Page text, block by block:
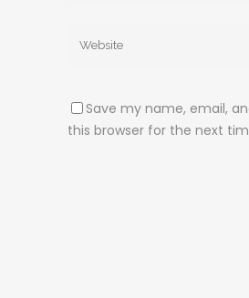
Save my name, email,
this browser for the next